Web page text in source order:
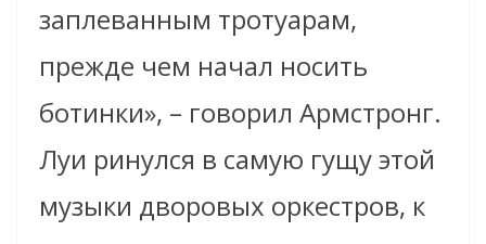
заплеванным тротуарам,
прежде чем начал носить
ботинки», – говорил Армстронг.
Луи ринулся в самую гущу этой
музыки дворовых оркестров, к